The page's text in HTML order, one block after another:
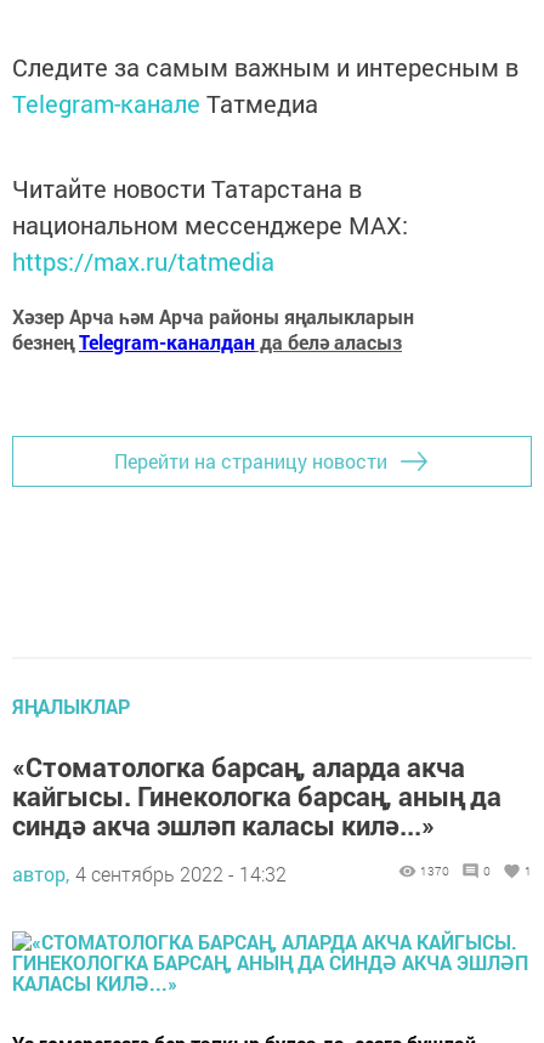
Следите за самым важным и интересным в
Telegram-канале Татмедиа
Читайте новости Татарстана в
национальном мессенджере MАХ:
https://max.ru/tatmedia
Хәзер Арча һәм Арча районы яңалыкларын
безнеңTelegram-каналданда белә аласыз
Перейти на страницу новости
ЯҢАЛЫКЛАР
«Стоматологка барсаң, аларда акча
кайгысы. Гинекологка барсаң, аның да
синдә акча эшләп каласы килә...»
автор, 4 сентябрь 2022 - 14:32 1370 0 1